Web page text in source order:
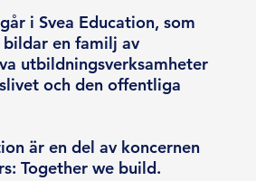
i Svea Education, som
en familj av
utbildningsverksamheter
och den offentliga
är en del av koncernen
Together we build.